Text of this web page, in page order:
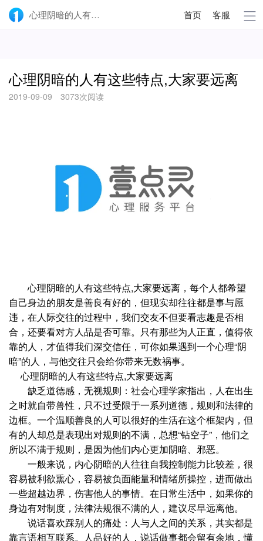
心理阴暗的人有这些特点,大家要远离-壹点灵 首页 客服
心理阴暗的人有这些特点,大家要远离
2019-09-09 3073次阅读
心理阴暗的人有这些特点,大家要远离，每个人都希望
自己身边的朋友是善良有好的，但现实却往往都是事与愿
违，在人际交往的过程中，我们交友不但要看志趣是否相
合，还要看对方人品是否可靠。只有那些为人正直，值得依
靠的人，才值得我们深交信任，可你如果遇到一个心理“阴
暗”的人，与他交往只会给你带来无数祸事。
心理阴暗的人有这些特点,大家要远离
缺乏道德感，无视规则：社会心理学家指出，人在出生
之时就自带兽性，只不过受限于一系列道德，规则和法律的
边框。一个温顺善良的人可以很好的生活在这个框架内，但
有的人却总是表现出对规则的不满，总想“钻空子”，他们之
所以不满于规则，是因为他们内心更加阴暗、邪恶。
一般来说，内心阴暗的人往往自我控制能力比较差，很
容易被利欲熏心，容易被负面能量和情绪所操控，进而做出
一些超越边界，伤害他人的事情。在日常生活中，如果你的
身边有对制度，法律法规很不满的人，建议尽早远离他。
说话喜欢踩别人的痛处：人与人之间的关系，其实都是
靠言语相互联系。人品好的人，说话做事都会留有余地，懂